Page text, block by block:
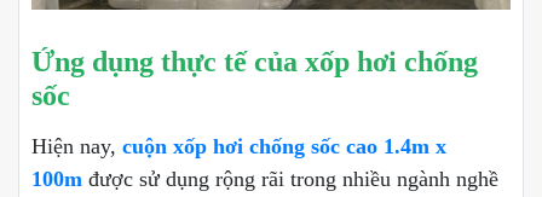
Ứng dụng thực tế của xốp hơi chống
sốc
Hiện nay, cuộn xốp hơi chống sốc cao 1.4m x
100m được sử dụng rộng rãi trong nhiều ngành nghề